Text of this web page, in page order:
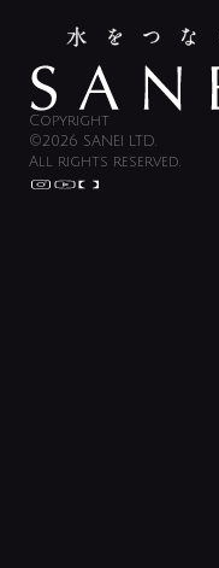
Copyright
©2026 SANEI LTD.
All rights reserved.